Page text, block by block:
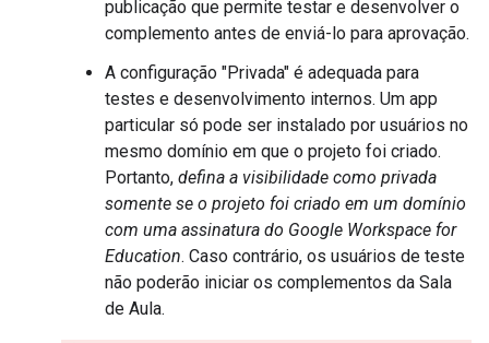
publicação que permite testar e desenvolver o
complemento antes de enviá-lo para aprovação.
A configuração "Privada" é adequada para
testes e desenvolvimento internos. Um app
particular só pode ser instalado por usuários no
mesmo domínio em que o projeto foi criado.
Portanto, defina a visibilidade como privada
somente se o projeto foi criado em um domínio
com uma assinatura do Google Workspace for
Education. Caso contrário, os usuários de teste
não poderão iniciar os complementos da Sala
de Aula.